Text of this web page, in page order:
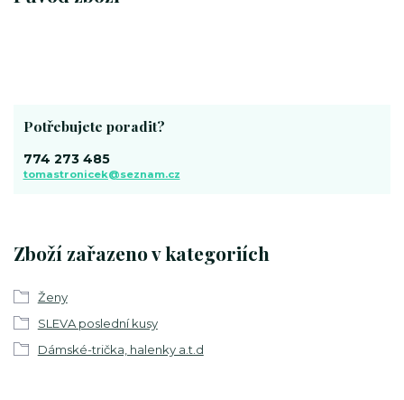
Zboží zařazeno v kategoriích
Ženy
SLEVA poslední kusy
Dámské-trička, halenky a.t.d
Potřebujete poradit?
774 273 485
tomastronicek@seznam.cz